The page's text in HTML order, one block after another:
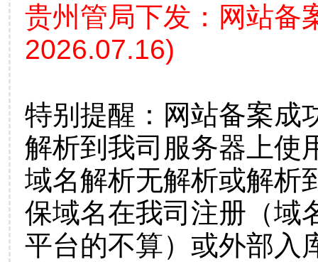
贵州管局下发：网站备
2026.07.16)
特别提醒：网站备案成
解析到我司服务器上使
域名解析无解析或解析
保域名在我司注册（域
平台的不算）或外部入